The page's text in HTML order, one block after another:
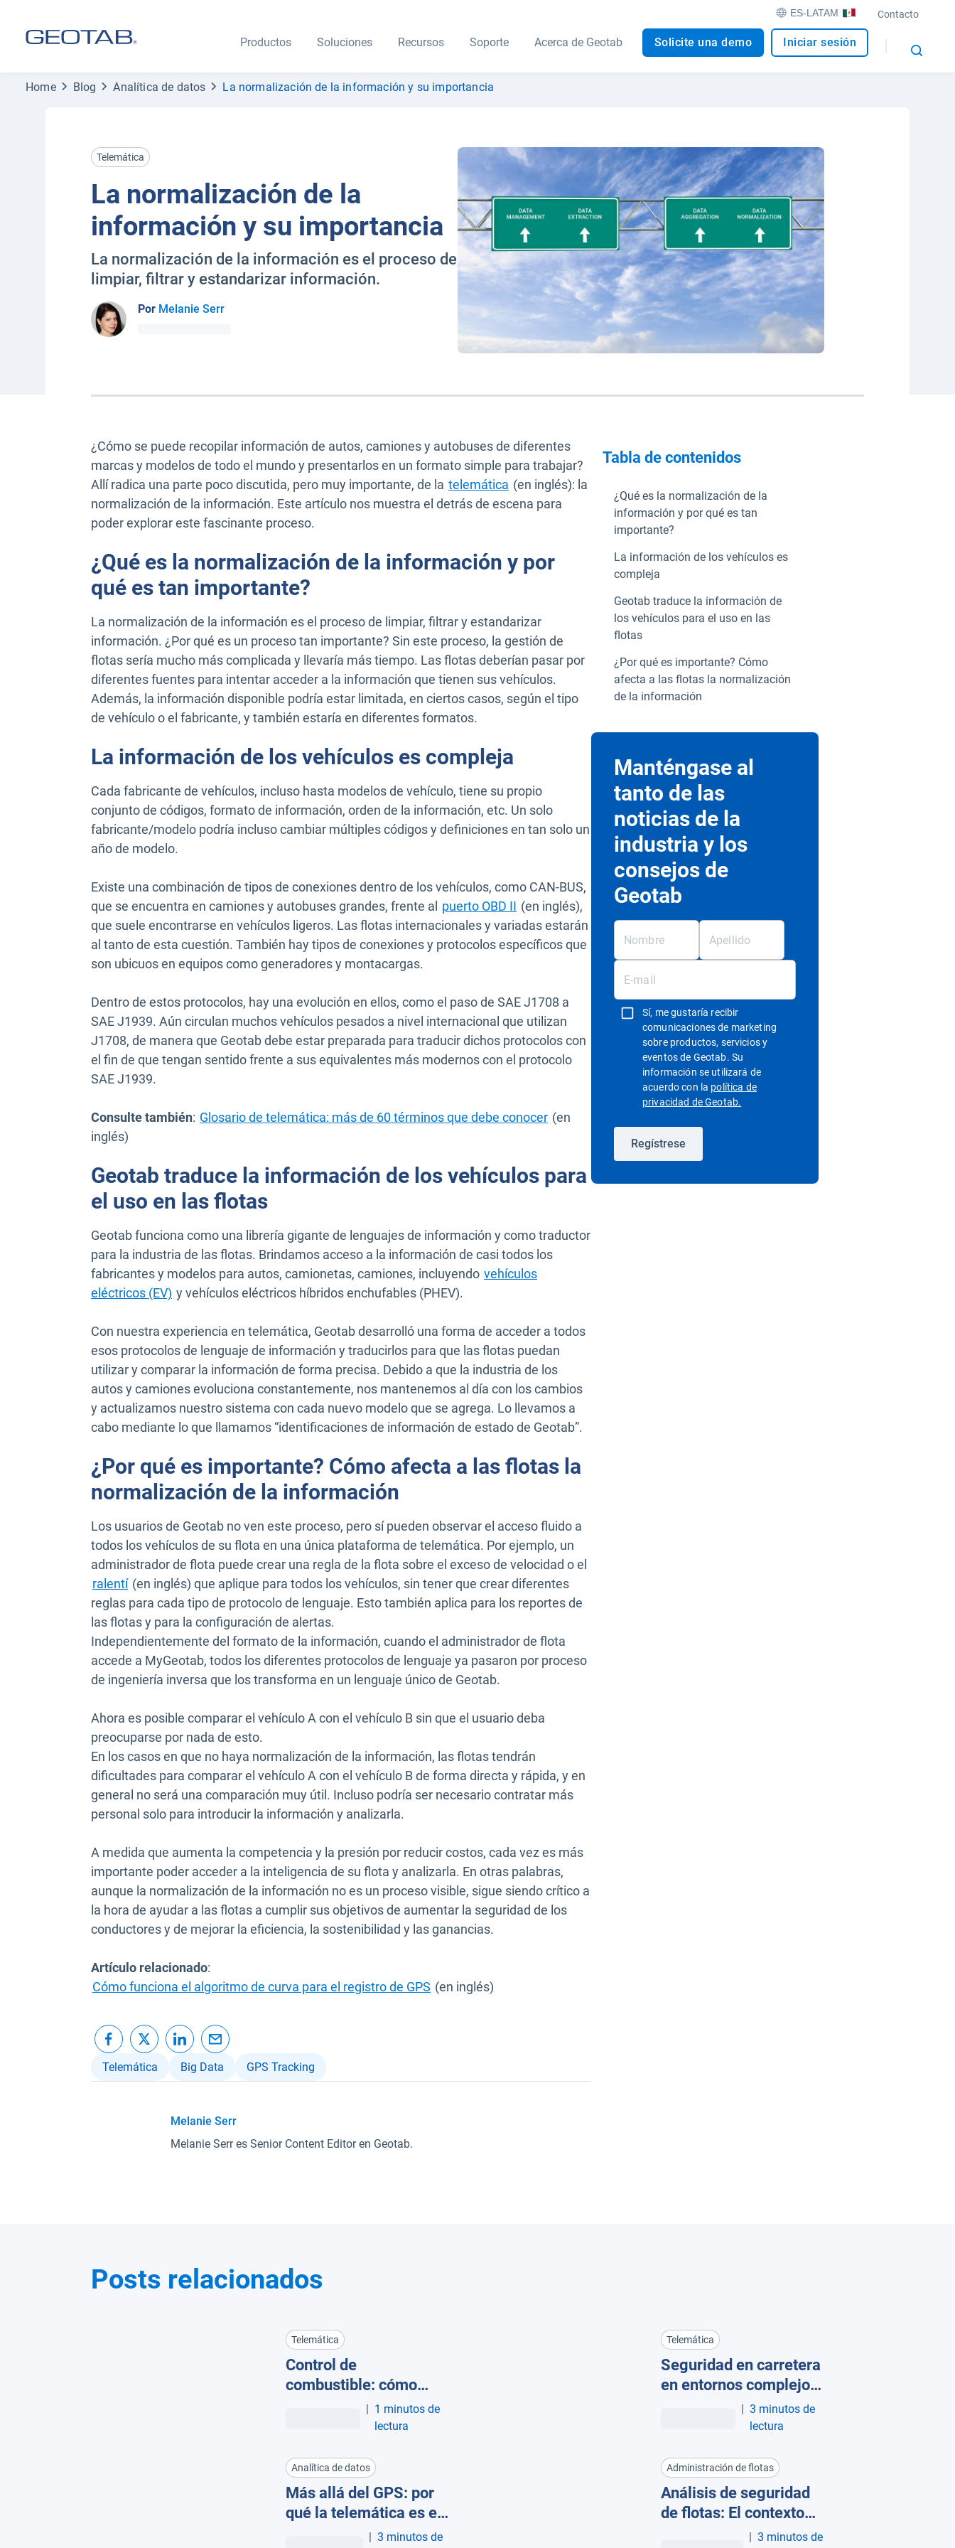
ES-LATAM Contacto
Productos Soluciones Recursos Soporte Acerca de Geotab Solicite una demo Iniciar sesión
Home Blog Analítica de datos La normalización de la información y su importancia
Telemática
La normalización de la
información y su importancia
La normalización de la información es el proceso de
limpiar, filtrar y estandarizar información.
Por Melanie Serr
¿Cómo se puede recopilar información de autos, camiones y autobuses de diferentes
marcas y modelos de todo el mundo y presentarlos en un formato simple para trabajar?
Allí radica una parte poco discutida, pero muy importante, de la telemática (en inglés): la
normalización de la información. Este artículo nos muestra el detrás de escena para
poder explorar este fascinante proceso.
¿Qué es la normalización de la información y por
qué es tan importante?
La normalización de la información es el proceso de limpiar, filtrar y estandarizar
información. ¿Por qué es un proceso tan importante? Sin este proceso, la gestión de
flotas sería mucho más complicada y llevaría más tiempo. Las flotas deberían pasar por
diferentes fuentes para intentar acceder a la información que tienen sus vehículos.
Además, la información disponible podría estar limitada, en ciertos casos, según el tipo
de vehículo o el fabricante, y también estaría en diferentes formatos.
La información de los vehículos es compleja
Cada fabricante de vehículos, incluso hasta modelos de vehículo, tiene su propio
conjunto de códigos, formato de información, orden de la información, etc. Un solo
fabricante/modelo podría incluso cambiar múltiples códigos y definiciones en tan solo un
año de modelo.
Existe una combinación de tipos de conexiones dentro de los vehículos, como CAN-BUS,
que se encuentra en camiones y autobuses grandes, frente al puerto OBD II (en inglés),
que suele encontrarse en vehículos ligeros. Las flotas internacionales y variadas estarán
al tanto de esta cuestión. También hay tipos de conexiones y protocolos específicos que
son ubicuos en equipos como generadores y montacargas.
Dentro de estos protocolos, hay una evolución en ellos, como el paso de SAE J1708 a
SAE J1939. Aún circulan muchos vehículos pesados a nivel internacional que utilizan
J1708, de manera que Geotab debe estar preparada para traducir dichos protocolos con
el fin de que tengan sentido frente a sus equivalentes más modernos con el protocolo
SAE J1939.
Consulte también: Glosario de telemática: más de 60 términos que debe conocer (en
inglés)
Geotab traduce la información de los vehículos para
el uso en las flotas
Geotab funciona como una librería gigante de lenguajes de información y como traductor
para la industria de las flotas. Brindamos acceso a la información de casi todos los
fabricantes y modelos para autos, camionetas, camiones, incluyendo vehículos
eléctricos (EV) y vehículos eléctricos híbridos enchufables (PHEV).
Con nuestra experiencia en telemática, Geotab desarrolló una forma de acceder a todos
esos protocolos de lenguaje de información y traducirlos para que las flotas puedan
utilizar y comparar la información de forma precisa. Debido a que la industria de los
autos y camiones evoluciona constantemente, nos mantenemos al día con los cambios
y actualizamos nuestro sistema con cada nuevo modelo que se agrega. Lo llevamos a
cabo mediante lo que llamamos “identificaciones de información de estado de Geotab”.
¿Por qué es importante? Cómo afecta a las flotas la
normalización de la información
Los usuarios de Geotab no ven este proceso, pero sí pueden observar el acceso fluido a
todos los vehículos de su flota en una única plataforma de telemática. Por ejemplo, un
administrador de flota puede crear una regla de la flota sobre el exceso de velocidad o el
ralentí (en inglés) que aplique para todos los vehículos, sin tener que crear diferentes
reglas para cada tipo de protocolo de lenguaje. Esto también aplica para los reportes de
las flotas y para la configuración de alertas.
Independientemente del formato de la información, cuando el administrador de flota
accede a MyGeotab, todos los diferentes protocolos de lenguaje ya pasaron por proceso
de ingeniería inversa que los transforma en un lenguaje único de Geotab.
Ahora es posible comparar el vehículo A con el vehículo B sin que el usuario deba
preocuparse por nada de esto.
En los casos en que no haya normalización de la información, las flotas tendrán
dificultades para comparar el vehículo A con el vehículo B de forma directa y rápida, y en
general no será una comparación muy útil. Incluso podría ser necesario contratar más
personal solo para introducir la información y analizarla.
A medida que aumenta la competencia y la presión por reducir costos, cada vez es más
importante poder acceder a la inteligencia de su flota y analizarla. En otras palabras,
aunque la normalización de la información no es un proceso visible, sigue siendo crítico a
la hora de ayudar a las flotas a cumplir sus objetivos de aumentar la seguridad de los
conductores y de mejorar la eficiencia, la sostenibilidad y las ganancias.
Artículo relacionado:
Cómo funciona el algoritmo de curva para el registro de GPS (en inglés)
Telemática Big Data GPS Tracking
Melanie Serr
Melanie Serr es Senior Content Editor en Geotab.
Tabla de contenidos
¿Qué es la normalización de la
información y por qué es tan
importante?
La información de los vehículos es
compleja
Geotab traduce la información de
los vehículos para el uso en las
flotas
¿Por qué es importante? Cómo
afecta a las flotas la normalización
de la información
Manténgase al
tanto de las
noticias de la
industria y los
consejos de
Geotab
Sí, me gustaría recibir
comunicaciones de marketing
sobre productos, servicios y
eventos de Geotab. Su
información se utilizará de
acuerdo con la política de
privacidad de Geotab.
Regístrese
Posts relacionados
Telemática
Control de
combustible: cómo
detectar el robo
hormiga y fugas en tu
1 minutos de
lectura
Telemática
Seguridad en carretera
en entornos complejos:
el poder de los datos
para gestionar el
3 minutos de
lectura
Analítica de datos
Más allá del GPS: por
qué la telemática es el
futuro de la gestión de
3 minutos de
Administración de flotas
Análisis de seguridad
de flotas: El contexto
importa al analizar el
3 minutos de